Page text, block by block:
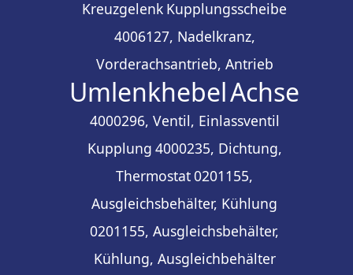
Kreuzgelenk Kupplungsscheibe
4006127, Nadelkranz,
Vorderachsantrieb, Antrieb
UmlenkhebelAchse
4000296, Ventil, Einlassventil
Kupplung 4000235, Dichtung,
Thermostat0201155,
Ausgleichsbehälter, Kühlung
0201155, Ausgleichsbehälter,
Kühlung, Ausgleichbehälter